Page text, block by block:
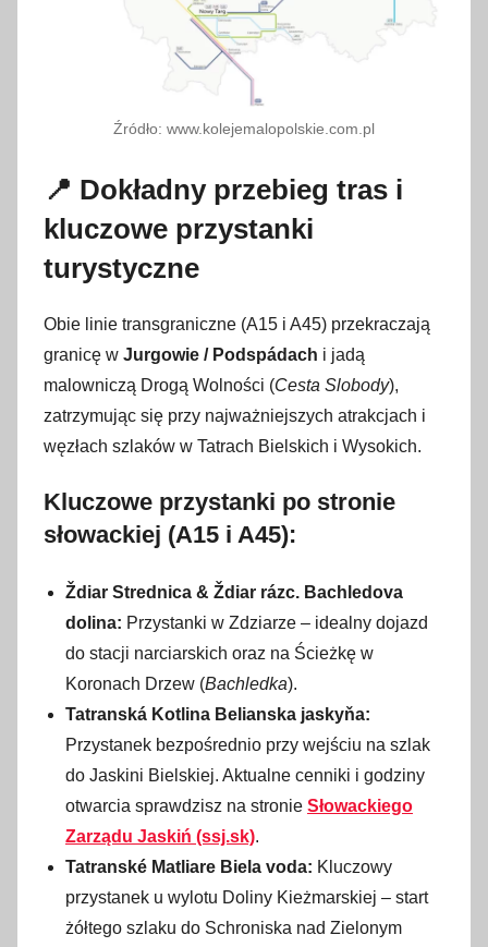
Źródło: www.kolejemalopolskie.com.pl
📍 Dokładny przebieg tras i
kluczowe przystanki
turystyczne
Obie linie transgraniczne (A15 i A45) przekraczają
granicę w Jurgowie / Podspádach i jadą
malowniczą Drogą Wolności (Cesta Slobody),
zatrzymując się przy najważniejszych atrakcjach i
węzłach szlaków w Tatrach Bielskich i Wysokich.
Kluczowe przystanki po stronie
słowackiej (A15 i A45):
Ždiar Strednica & Ždiar rázc. Bachledova
dolina: Przystanki w Zdziarze – idealny dojazd
do stacji narciarskich oraz na Ścieżkę w
Koronach Drzew (Bachledka).
Tatranská Kotlina Belianska jaskyňa:
Przystanek bezpośrednio przy wejściu na szlak
do Jaskini Bielskiej. Aktualne cenniki i godziny
otwarcia sprawdzisz na stronie Słowackiego
Zarządu Jaskiń (ssj.sk).
Tatranské Matliare Biela voda: Kluczowy
przystanek u wylotu Doliny Kieżmarskiej – start
żółtego szlaku do Schroniska nad Zielonym